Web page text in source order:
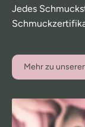
Jedes
Mehr zu